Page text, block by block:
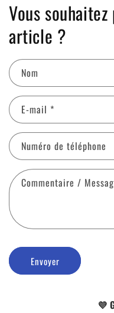
Vous
article ?
Nom
E-mail *
Numéro de téléphone
Commentaire /
Envoyer
💜